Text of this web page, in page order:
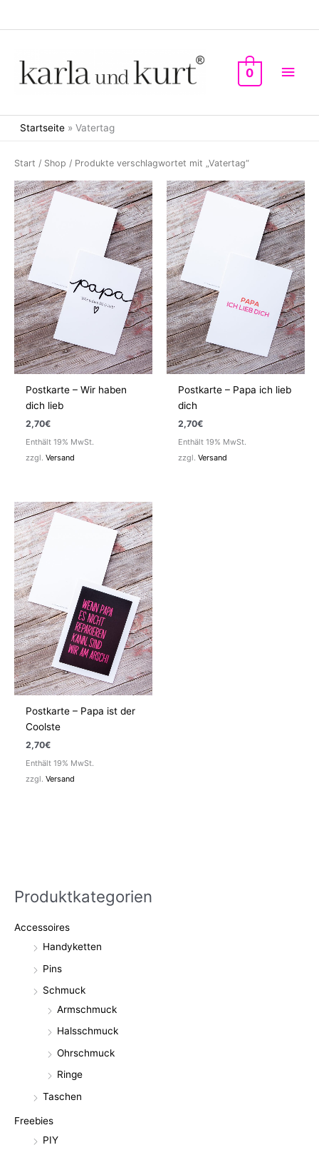
0
Startseite » Vatertag
Produktkategorien
Accessoires
Handyketten
Pins
Schmuck
Armschmuck
Halsschmuck
Ohrschmuck
Ringe
Taschen
Freebies
PIY
Start / Shop / Produkte verschlagwortet mit „Vatertag“
Postkarte – Wir haben
dich lieb
2,70€
Enthält 19% MwSt.
zzgl.Versand
Postkarte – Papa ich lieb
dich
2,70€
Enthält 19% MwSt.
zzgl.Versand
Postkarte – Papa ist der
Coolste
2,70€
Enthält 19% MwSt.
zzgl.Versand